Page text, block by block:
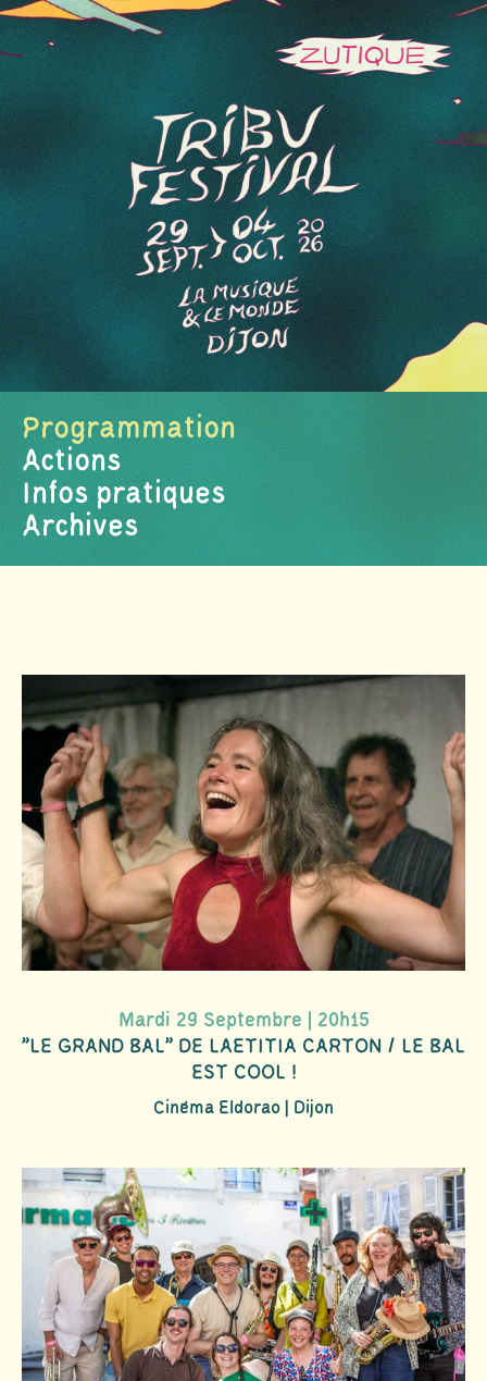
Programmation
Actions
Infos pratiques
Archives
Mardi 29 Septembre | 20h15
"LE GRAND BAL" DE LAETITIA CARTON / LE BAL
EST COOL !
Cinéma Eldorao | Dijon